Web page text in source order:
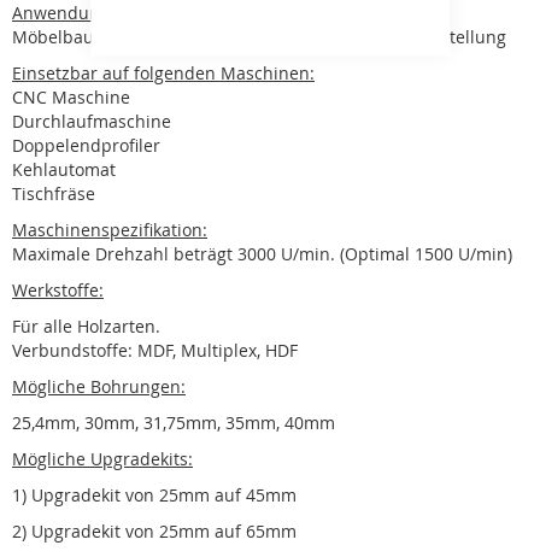
Anwendungsgebiete:
Möbelbau, Innenausbau, Türherstellung, Treppenherstellung
Einsetzbar auf folgenden Maschinen:
CNC Maschine
Durchlaufmaschine
Doppelendprofiler
Kehlautomat
Tischfräse
Maschinenspezifikation:
Maximale Drehzahl beträgt 3000 U/min. (Optimal 1500 U/min)
Werkstoffe:
Für alle Holzarten.
Verbundstoffe: MDF, Multiplex, HDF
Mögliche Bohrungen:
25,4mm, 30mm, 31,75mm, 35mm, 40mm
Mögliche Upgradekits:
1) Upgradekit von 25mm auf 45mm
2) Upgradekit von 25mm auf 65mm